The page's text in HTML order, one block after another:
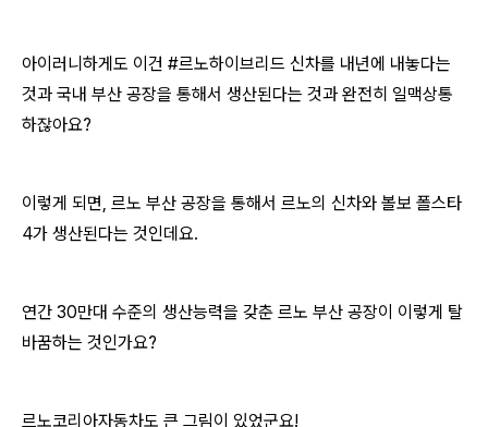
아이러니하게도 이건 #르노하이브리드 신차를 내년에 내놓다는
것과 국내 부산 공장을 통해서 생산된다는 것과 완전히 일맥상통
하잖아요?
이렇게 되면, 르노 부산 공장을 통해서 르노의 신차와 볼보 폴스타
4가 생산된다는 것인데요.
연간 30만대 수준의 생산능력을 갖춘 르노 부산 공장이 이렇게 탈
바꿈하는 것인가요?
르노코리아자동차도 큰 그림이 있었군요!